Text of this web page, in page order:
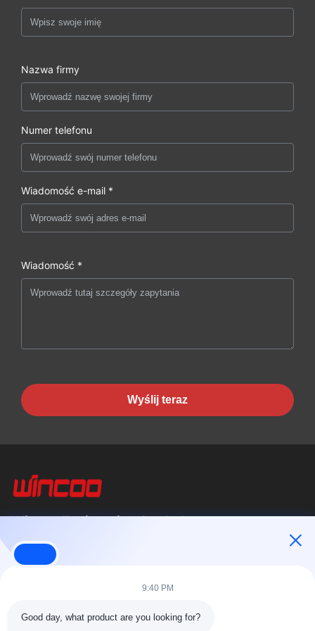
Nazwa firmy
Numer telefonu
Wiadomość e-mail *
Wiadomość *
Wyślij teraz
Wincoo Engineering Co., Ltd.
Wincoo Engineering Co., Ltd (WINCOO) specjalizuje się w
dostarczaniu rozwiązań i sprzętu dostosowanych do potrzeb
Do Domu Produkty
9:40 PM
Good day, what product are you looking for?